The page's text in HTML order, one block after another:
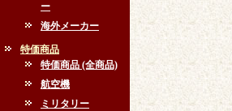
ー
海外メーカー
特価商品
特価商品 (全商品)
航空機
ミリタリー